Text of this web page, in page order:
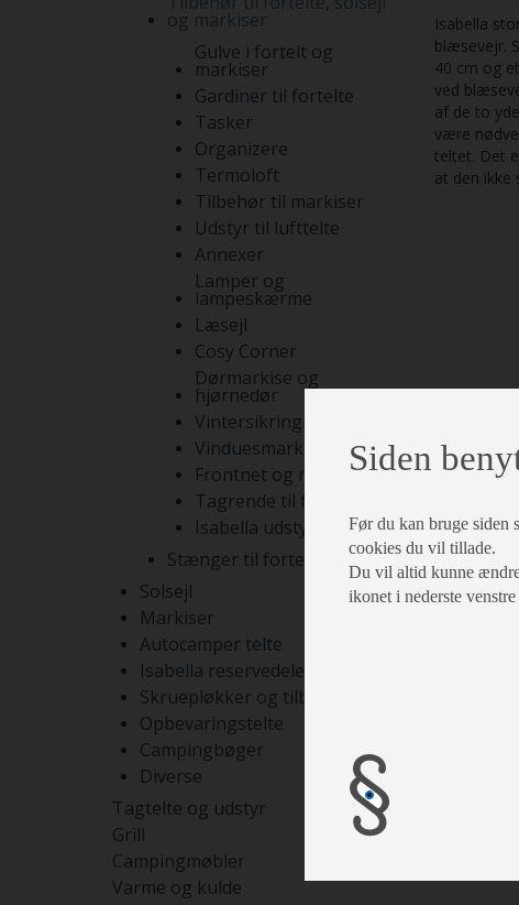
og markiser
Gulve i fortelt og
markiser
Gardiner til fortelte
Tasker
Organizere
Termoloft
Tilbehør til markiser
Udstyr til lufttelte
Annexer
Lamper og
lampeskærme
Læsejl
Cosy Corner
Dørmarkise og
hjørnedør
Vintersikring
Vinduesmarkiser
Frontnet og rumdelere
Tagrende til fortelte
Isabella udstyr
Stænger til fortelte
Solsejl
Markiser
Autocamper telte
Isabella reservedele
Skruepløkker og tilbehør
Opbevaringstelte
Campingbøger
Diverse
Tagtelte og udstyr
Grill
Campingmøbler
Varme og kulde
Isabella
blæsevejr.
40 cm og
ved
af de to
være
teltet. Det
at den ikke
Siden
Før du kan bruge siden
cookies du vil tillade.
Du vil altid kunne
ikonet i nederste